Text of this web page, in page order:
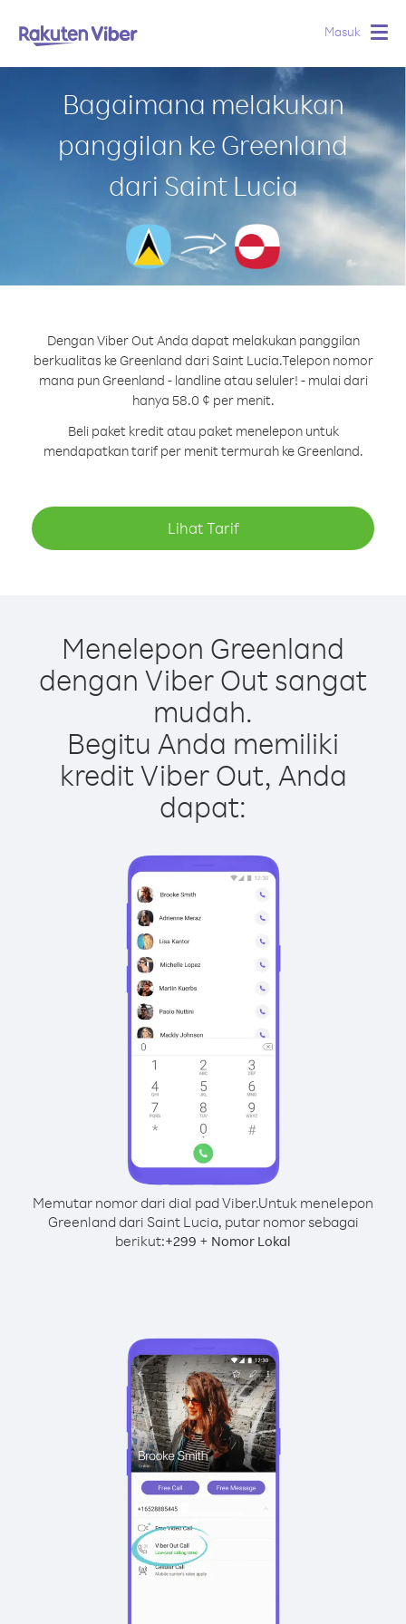
Masuk
Bagaimana melakukan
panggilan ke Greenland
dari Saint Lucia
Dengan Viber Out Anda dapat melakukan panggilan
berkualitas ke Greenland dari Saint Lucia.Telepon nomor
mana pun Greenland - landline atau seluler! - mulai dari
hanya 58.0 ¢ per menit.
Beli paket kredit atau paket menelepon untuk
mendapatkan tarif per menit termurah ke Greenland.
Lihat Tarif
Menelepon Greenland
dengan Viber Out sangat
mudah.
Begitu Anda memiliki
kredit Viber Out, Anda
dapat:
Memutar nomor dari dial pad Viber.Untuk menelepon
Greenland dari Saint Lucia, putar nomor sebagai
berikut:+299 + Nomor Lokal